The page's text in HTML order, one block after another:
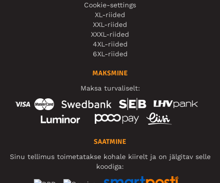
Cookie-settings
XL-riided
XXL-riided
XXXL-riided
4XL-riided
6XL-riided
MAKSMINE
Maksa turvaliselt:
SAATMINE
Sinu tellimus toimetatakse kohale kiirelt ja on jälgitav selle
koodiga: